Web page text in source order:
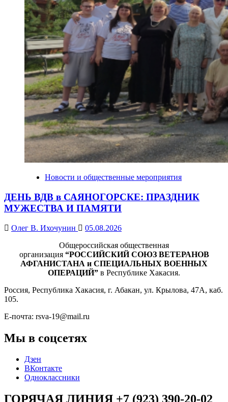
Новости и общественные мероприятия
ДЕНЬ ВДВ в САЯНОГОРСКЕ: ПРАЗДНИК
МУЖЕСТВА И ПАМЯТИ
Олег В. Ихочунин
05.08.2026
Общероссийская общественная
организация “РОССИЙСКИЙ СОЮЗ ВЕТЕРАНОВ
АФГАНИСТАНА и СПЕЦИАЛЬНЫХ ВОЕННЫХ
ОПЕРАЦИЙ” в Республике Хакасия.
Россия, Республика Хакасия, г. Абакан, ул. Крылова, 47А, каб.
105.
Е-почта: rsva-19@mail.ru
Мы в соцсетях
Дзен
ВКонтакте
Одноклассники
ГОРЯЧАЯ ЛИНИЯ +7 (923) 390-20-02